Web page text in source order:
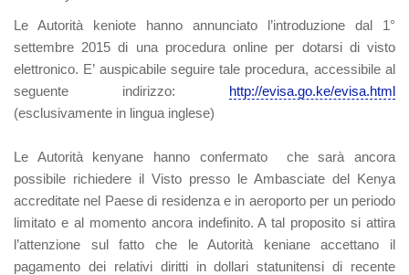
Le Autorità keniote hanno annunciato l’introduzione dal 1°
settembre 2015 di una procedura online per dotarsi di visto
elettronico. E’ auspicabile seguire tale procedura, accessibile al
seguente indirizzo: http://evisa.go.ke/evisa.html
(esclusivamente in lingua inglese)
Le Autorità kenyane hanno confermato che sarà ancora
possibile richiedere il Visto presso le Ambasciate del Kenya
accreditate nel Paese di residenza e in aeroporto per un periodo
limitato e al momento ancora indefinito. A tal proposito si attira
l’attenzione sul fatto che le Autorità keniane accettano il
pagamento dei relativi diritti in dollari statunitensi di recente